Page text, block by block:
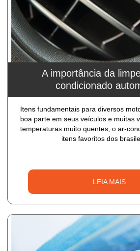
A importância da
condicionado
Itens fundamentais para diversos
boa parte em seus veículos e muitas
temperaturas muito quentes, o ar-
itens favoritos dos
LEIA MAIS